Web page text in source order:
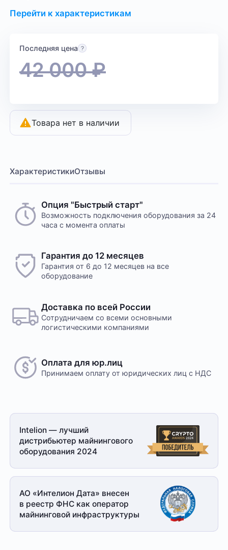
Перейти к характеристикам
Последняя цена
42 000₽
Товара нет в наличии
ХарактеристикиОтзывы
Опция "Быстрый старт"
Возможность подключения оборудования за 24
часа с момента оплаты
Гарантия до 12 месяцев
Гарантия от 6 до 12 месяцев на все
оборудование
Доставка по всей России
Сотрудничаем со всеми основными
логистическими компаниями
Оплата для юр.лиц
Принимаем оплату от юридических лиц с НДС
Intelion — лучший
дистрибьютер майнингового
оборудования 2024
АО «Интелион Дата» внесен
в реестр ФНС как оператор
майнинговой инфраструктуры